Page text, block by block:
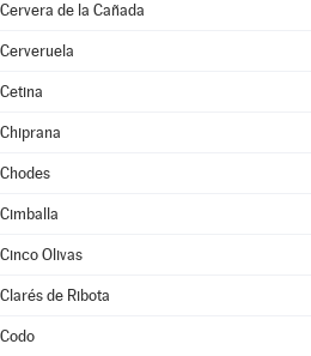
Cervera de la Cañada
Cerveruela
Cetina
Chiprana
Chodes
Cimballa
Cinco Olivas
Clarés de Ribota
Codo